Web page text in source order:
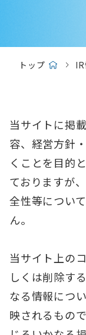
トップ
当サイトに掲
容、経営方針
くことを目的
ておりますが
全性等につい
ん。
当サイト上の
しくは削除す
なる情報につ
映されるもの